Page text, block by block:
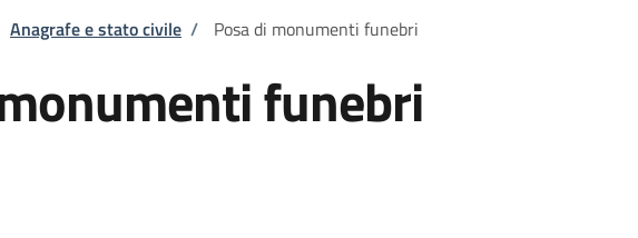
pane
Anagrafe e stato civile / Posa di monumenti funebri
funebri